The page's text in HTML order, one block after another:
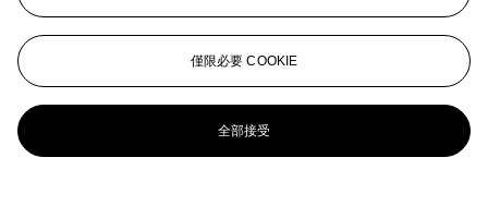
僅限必要 COOKIE
全部接受